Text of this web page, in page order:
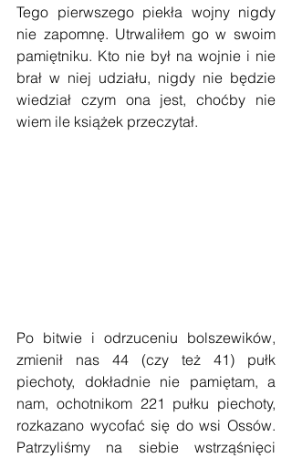
Tego pierwszego piekła wojny nigdy
nie zapomnę. Utrwaliłem go w swoim
pamiętniku. Kto nie był na wojnie i nie
brał w niej udziału, nigdy nie będzie
wiedział czym ona jest, choćby nie
wiem ile książek przeczytał.
Po bitwie i odrzuceniu bolszewików,
zmienił nas 44 (czy też 41) pułk
piechoty, dokładnie nie pamiętam, a
nam, ochotnikom 221 pułku piechoty,
rozkazano wycofać się do wsi Ossów.
Patrzyliśmy na siebie wstrząśnięci